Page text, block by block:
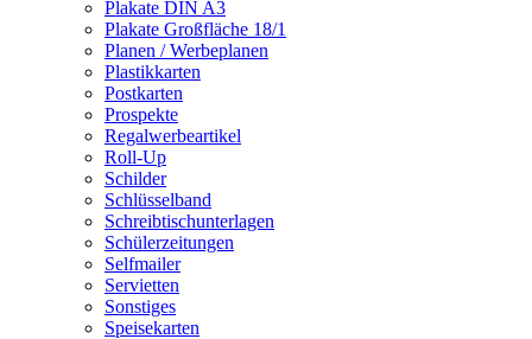
Plakate DIN A3
Plakate Großfläche 18/1
Planen / Werbeplanen
Plastikkarten
Postkarten
Prospekte
Regalwerbeartikel
Roll-Up
Schilder
Schlüsselband
Schreibtischunterlagen
Schülerzeitungen
Selfmailer
Servietten
Sonstiges
Speisekarten